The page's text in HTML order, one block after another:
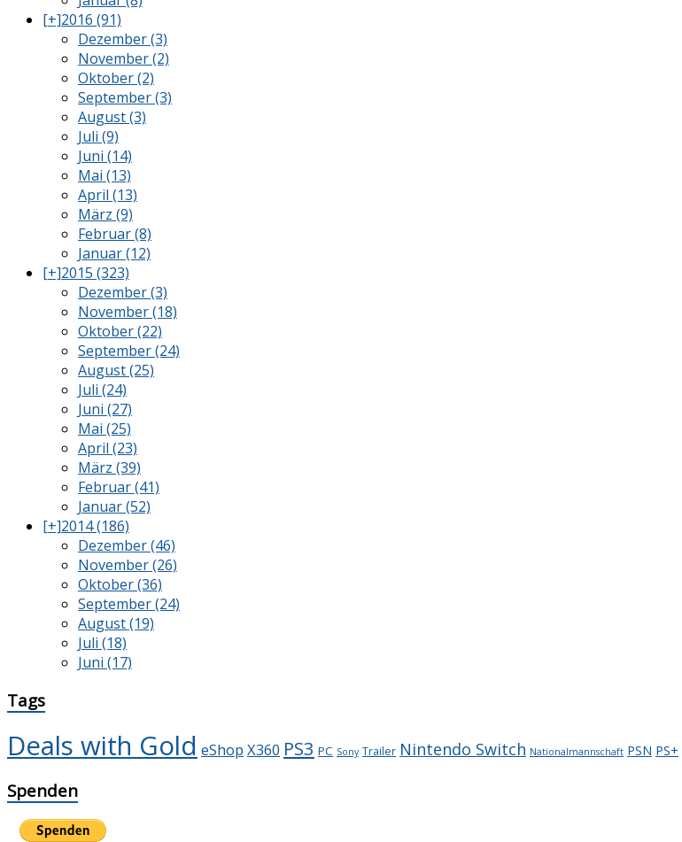
[+]2016 (91)
Dezember (3)
November (2)
Oktober (2)
September (3)
August (3)
Juli (9)
Juni (14)
Mai (13)
April (13)
März (9)
Februar (8)
Januar (12)
[+]2015 (323)
Dezember (3)
November (18)
Oktober (22)
September (24)
August (25)
Juli (24)
Juni (27)
Mai (25)
April (23)
März (39)
Februar (41)
Januar (52)
[+]2014 (186)
Dezember (46)
November (26)
Oktober (36)
September (24)
August (19)
Juli (18)
Juni (17)
Tags
Deals with Gold eShop X360 PS3 PC Sony Trailer Nintendo Switch Nationalmannschaft PSN PS+
Spenden